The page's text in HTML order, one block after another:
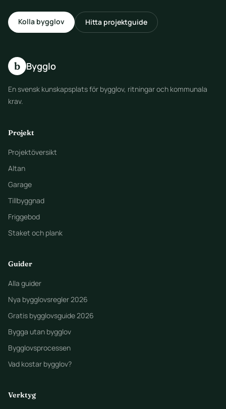
Kolla bygglov Hitta projektguide
b Bygglo
En svensk kunskapsplats för bygglov, ritningar och kommunala
krav.
Projekt
Projektöversikt
Altan
Garage
Tillbyggnad
Friggebod
Staket och plank
Guider
Alla guider
Nya bygglovsregler 2026
Gratis bygglovsguide 2026
Bygga utan bygglov
Bygglovsprocessen
Vad kostar bygglov?
Verktyg